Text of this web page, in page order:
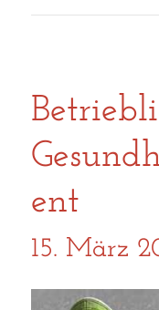
ent
15. März